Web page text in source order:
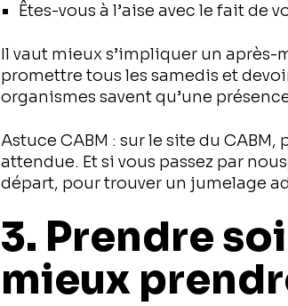
Êtes-vous à l’aise avec le fait de
Il vaut mieux s’impliquer un après-
promettre tous les samedis et
organismes savent qu’une
Astuce CABM : sur le site du
attendue. Et si vous passez par
départ, pour trouver un jumelage
3. Prendre
mieux